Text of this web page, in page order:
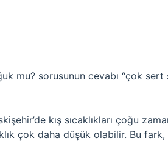
mu? sorusunun cevabı “çok
kış sıcaklıkları çoğu
çok daha düşük olabilir. Bu fark,